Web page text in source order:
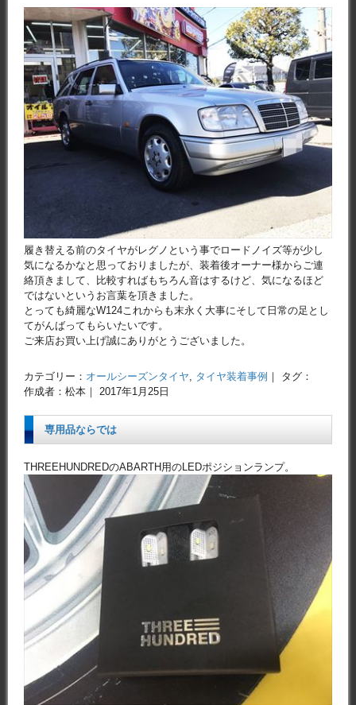
履き替える前のタイヤがレグノという事でロードノイズ等が少し
気になるかなと思っておりましたが、装着後オーナー様からご連
絡頂きまして、比較すればもちろん音はするけど、気になるほど
ではないというお言葉を頂きました。
とっても綺麗なW124これからも末永く大事にそして日常の足とし
てがんばってもらいたいです。
ご来店お買い上げ誠にありがとうございました。
カテゴリー： オールシーズンタイヤ, タイヤ装着事例 ｜ タグ：
作成者：松本｜ 2017年1月25日
専用品ならでは
THREEHUNDREDのABARTH用のLEDポジションランプ。